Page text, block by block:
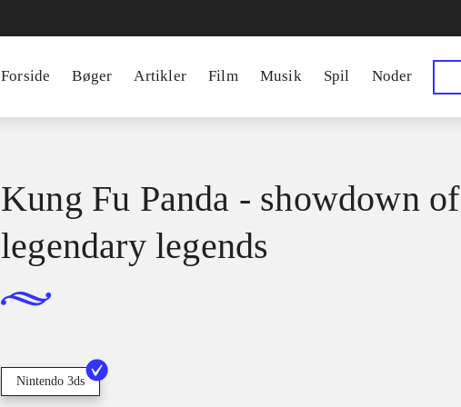
Forside Bøger Artikler Film Musik Spil Noder
Kung Fu Panda - showdown of
legendary legends
Nintendo 3ds